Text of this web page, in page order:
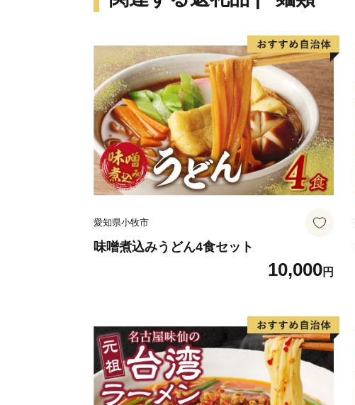
愛知県小牧市
味噌煮込みうどん4食セット
10,000円